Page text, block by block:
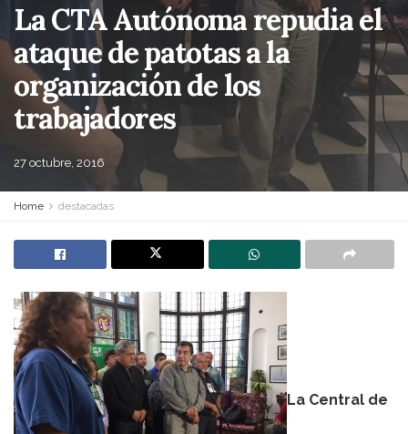
La CTA Autónoma repudia el
ataque de patotas a la
organización de los
trabajadores
27 octubre, 2016
Home destacadas
La Central de